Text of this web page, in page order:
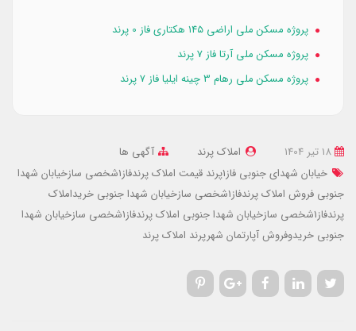
پروژه مسکن ملی اراضی ۱۴۵ هکتاری فاز 0 پرند
پروژه مسکن ملی آرتا فاز 7 پرند
پروژه مسکن ملی رهام 3 چینه ایلیا فاز 7 پرند
املاک پرند
آگهی ها
خیابان شهدای جنوبی فاز1پرند
قیمت املاک پرندفاز1شخصی سازخیابان شهدا
جنوبی فروش املاک پرندفاز1شخصی سازخیابان شهدا جنوبی
خریداملاک
پرندفاز1شخصی سازخیابان شهدا جنوبی
املاک پرندفاز1شخصی سازخیابان شهدا
جنوبی خریدوفروش آپارتمان شهرپرند املاک پرند